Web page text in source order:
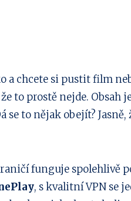
a chcete si pustit film
to prostě nejde. Obsah
se to nějak obejít?
funguje spolehlivě
, s kvalitní VPN se